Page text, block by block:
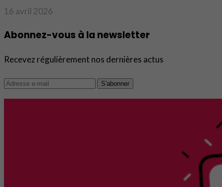
16 avril 2026
Abonnez-vous à la newsletter
Recevez régulièrement nos dernières actus
S'abonner